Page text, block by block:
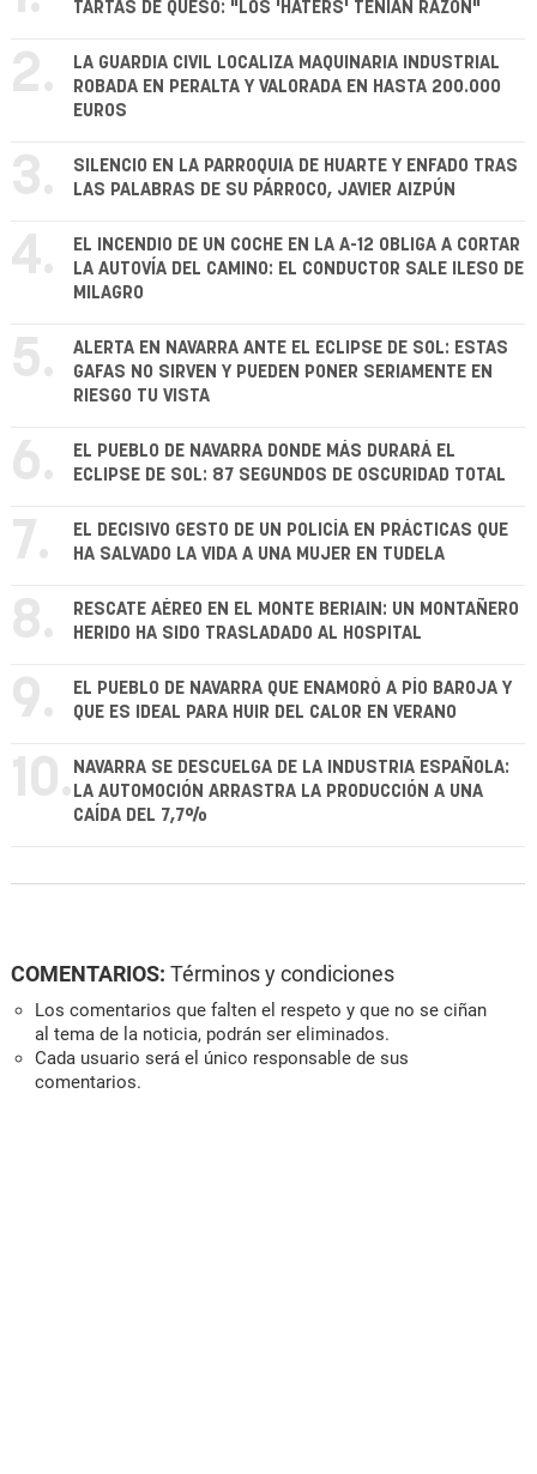
TARTAS DE QUESO: "LOS 'HATERS' TENÍAN RAZÓN"
2.
LA GUARDIA CIVIL LOCALIZA MAQUINARIA INDUSTRIAL
ROBADA EN PERALTA Y VALORADA EN HASTA 200.000
EUROS
3.
SILENCIO EN LA PARROQUIA DE HUARTE Y ENFADO TRAS
LAS PALABRAS DE SU PÁRROCO, JAVIER AIZPÚN
4.
EL INCENDIO DE UN COCHE EN LA A-12 OBLIGA A CORTAR
LA AUTOVÍA DEL CAMINO: EL CONDUCTOR SALE ILESO DE
MILAGRO
5.
ALERTA EN NAVARRA ANTE EL ECLIPSE DE SOL: ESTAS
GAFAS NO SIRVEN Y PUEDEN PONER SERIAMENTE EN
RIESGO TU VISTA
6.
EL PUEBLO DE NAVARRA DONDE MÁS DURARÁ EL
ECLIPSE DE SOL: 87 SEGUNDOS DE OSCURIDAD TOTAL
7.
EL DECISIVO GESTO DE UN POLICÍA EN PRÁCTICAS QUE
HA SALVADO LA VIDA A UNA MUJER EN TUDELA
8.
RESCATE AÉREO EN EL MONTE BERIAIN: UN MONTAÑERO
HERIDO HA SIDO TRASLADADO AL HOSPITAL
9.
EL PUEBLO DE NAVARRA QUE ENAMORÓ A PÍO BAROJA Y
QUE ES IDEAL PARA HUIR DEL CALOR EN VERANO
10. NAVARRA SE DESCUELGA DE LA INDUSTRIA ESPAÑOLA:
LA AUTOMOCIÓN ARRASTRA LA PRODUCCIÓN A UNA
CAÍDA DEL 7,7%
COMENTARIOS: Términos y condiciones
Los comentarios que falten el respeto y que no se ciñan
al tema de la noticia, podrán ser eliminados.
Cada usuario será el único responsable de sus
comentarios.